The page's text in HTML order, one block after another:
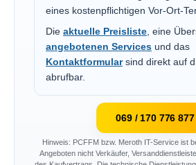
eines kostenpflichtigen Vor-Ort-
Die aktuelle Preisliste, eine
angebotenen Services und das
Kontaktformularsind direkt auf
abrufbar.
069 / 170 776 877
Hinweis: PCFFM bzw. Meroth IT-Service ist
Angeboten nicht Verkäufer,